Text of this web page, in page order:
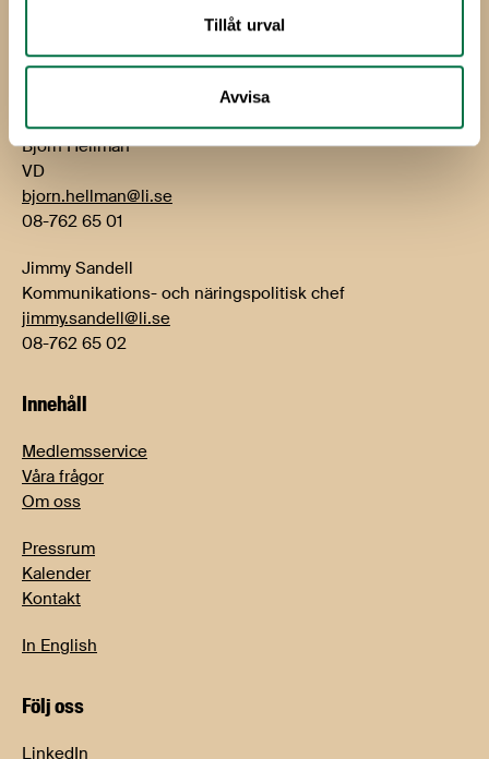
Tillåt urval
Avvisa
Björn Hellman
VD
bjorn.hellman@li.se
08-762 65 01
Jimmy Sandell
Kommunikations- och näringspolitisk chef
jimmy.sandell@li.se
08-762 65 02
Innehåll
Medlemsservice
Våra frågor
Om oss
Pressrum
Kalender
Kontakt
In English
Följ oss
LinkedIn